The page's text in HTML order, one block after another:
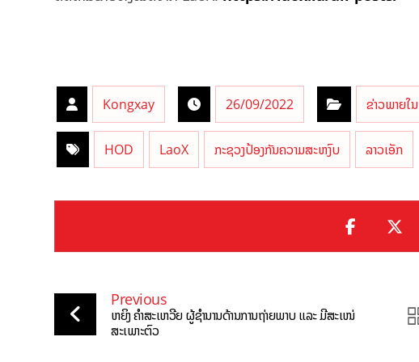
Kongxay 26/09/2022 ຂ່າວພາຍໃນ
HOD LaoX ກະຊວງປ້ອງກັນຄວາມສະຫງົບ ລາວເອັກ
Previous
ຫຍິງ ຄຳສະເຫວີຍ ຜູ້ຊຳນານດ້ານການຖ່າຍພາບ ແລະ ມີສະເໜ່
ສະເພາະຕົວ